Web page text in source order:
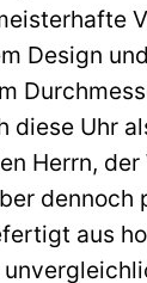
Design
diese Uhr
Herrn, der
dennoch
aus